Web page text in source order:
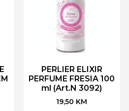
PERLIER ELIXIR
PERFUME FRESIA 100
ml (Art.N 3092)
19,50 KM